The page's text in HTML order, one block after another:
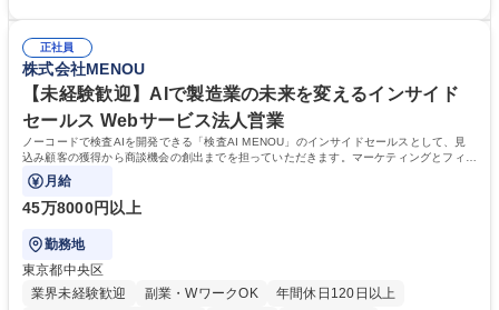
幅広く経験を積みたい意欲がある方に最適な環境です。 募集職種 【総
務・人事】未経験歓迎/日立グループ/組織運営を支えるゼネラリストを目
指す
のご経験 ■労務管理（給与計算・社会保険手続き・勤怠管理など）の経験
■衛生管理者の資格をお持ちの方 学歴・資格 学歴：大学院 大学 高専 短大
専修学校 高校 語学力： 資格：
正社員
株式会社MENOU
【未経験歓迎】AIで製造業の未来を変えるインサイド
セールス Webサービス法人営業
ノーコードで検査AIを開発できる「検査AI MENOU」のインサイドセールスとして、見
込み顧客の獲得から商談機会の創出までを担っていただきます。マーケティングとフィー
ルドセールスをつなぐ役割として、
月給
45万8000円以上
勤務地
東京都中央区
業界未経験歓迎
副業・WワークOK 年間休日120日以上